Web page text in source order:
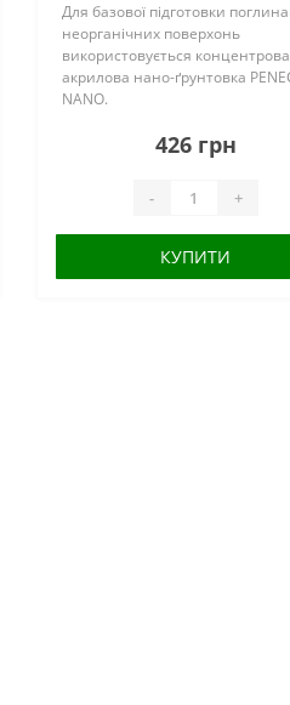
Для базової підготовки
неорганічних поверхонь
використовується
акрилова нано-ґрунтовка
NANO.
акрилова нано-ґрунтовка
426 грн
- +
КУПИТИ